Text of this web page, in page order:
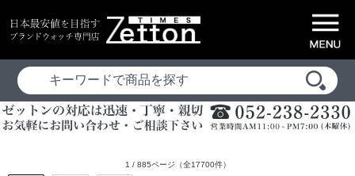
1 / 885ページ （全17700件）